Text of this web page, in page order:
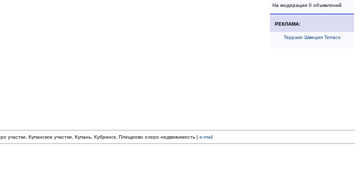
На модерации 0 объявлений
РЕКЛАМА:
Террако Швеция Terraco
участки, Купанское участки, Купань, Кубринск, Плещеево озеро недвижимость | e-mail